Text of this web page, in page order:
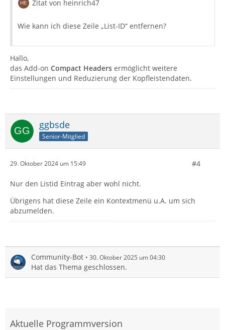
Zitat von heinrich47
Wie kann ich diese Zeile „List-ID“ entfernen?
Hallo,
das Add-on Compact Headers ermöglicht weitere
Einstellungen und Reduzierung der Kopfleistendaten.
ggbsde
Senior-Mitglied
29. Oktober 2024 um 15:49 #4
Nur den Listid Eintrag aber wohl nicht.
Übrigens hat diese Zeile ein Kontextmenü u.A. um sich
abzumelden.
Community-Bot 30. Oktober 2025 um 04:30
Hat das Thema geschlossen.
Aktuelle Programmversion